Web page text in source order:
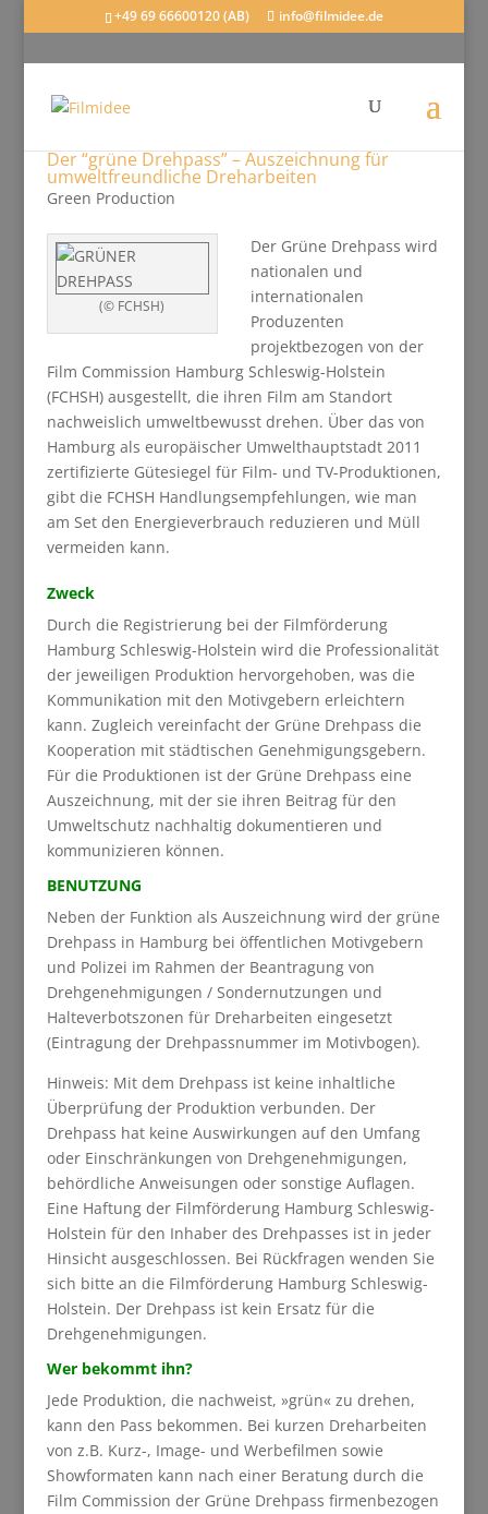
+49 69 66600120 (AB) info@filmidee.de
Der “grüne Drehpass” – Auszeichnung für
umweltfreundliche Dreharbeiten
Green Production
(© FCHSH)
Der Grüne Drehpass wird
nationalen und
internationalen
Produzenten
projektbezogen von der
Film Commission Hamburg Schleswig-Holstein
(FCHSH) ausgestellt, die ihren Film am Standort
nachweislich umweltbewusst drehen. Über das von
Hamburg als europäischer Umwelthauptstadt 2011
zertifizierte Gütesiegel für Film- und TV-Produktionen,
gibt die FCHSH Handlungsempfehlungen, wie man
am Set den Energieverbrauch reduzieren und Müll
vermeiden kann.
Zweck
Durch die Registrierung bei der Filmförderung
Hamburg Schleswig-Holstein wird die Professionalität
der jeweiligen Produktion hervorgehoben, was die
Kommunikation mit den Motivgebern erleichtern
kann. Zugleich vereinfacht der Grüne Drehpass die
Kooperation mit städtischen Genehmigungsgebern.
Für die Produktionen ist der Grüne Drehpass eine
Auszeichnung, mit der sie ihren Beitrag für den
Umweltschutz nachhaltig dokumentieren und
kommunizieren können.
BENUTZUNG
Neben der Funktion als Auszeichnung wird der grüne
Drehpass in Hamburg bei öffentlichen Motivgebern
und Polizei im Rahmen der Beantragung von
Drehgenehmigungen / Sondernutzungen und
Halteverbotszonen für Dreharbeiten eingesetzt
(Eintragung der Drehpassnummer im Motivbogen).
Hinweis: Mit dem Drehpass ist keine inhaltliche
Überprüfung der Produktion verbunden. Der
Drehpass hat keine Auswirkungen auf den Umfang
oder Einschränkungen von Drehgenehmigungen,
behördliche Anweisungen oder sonstige Auflagen.
Eine Haftung der Filmförderung Hamburg Schleswig-
Holstein für den Inhaber des Drehpasses ist in jeder
Hinsicht ausgeschlossen. Bei Rückfragen wenden Sie
sich bitte an die Filmförderung Hamburg Schleswig-
Holstein. Der Drehpass ist kein Ersatz für die
Drehgenehmigungen.
Wer bekommt ihn?
Jede Produktion, die nachweist, »grün« zu drehen,
kann den Pass bekommen. Bei kurzen Dreharbeiten
von z.B. Kurz-, Image- und Werbefilmen sowie
Showformaten kann nach einer Beratung durch die
Film Commission der Grüne Drehpass firmenbezogen